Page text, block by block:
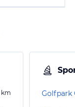
km Golfpark